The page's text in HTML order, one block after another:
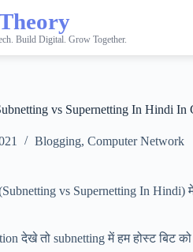
Build Digital. Grow Together.
vs Supernetting In Hindi In
Blogging, Computer Network
vs Supernetting In
देखे तो subnetting में हम होस्ट बिट